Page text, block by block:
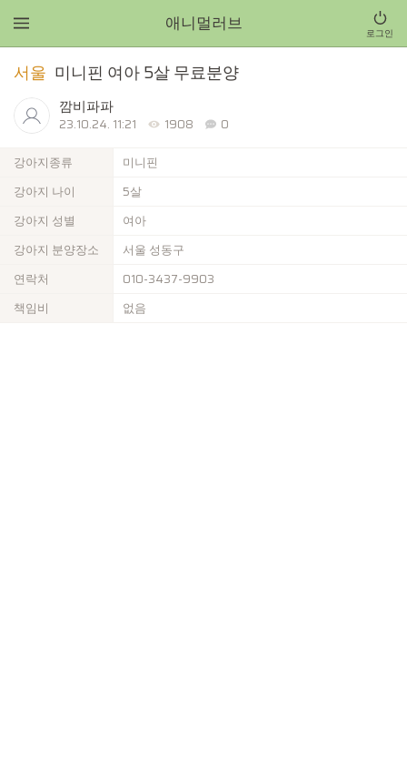
애니멀러브 로그인
서울 미니핀 여아 5살 무료분양
깜비파파
23.10.24. 11:21 1908
0
강아지종류
미니핀
강아지 나이
5살
강아지 성별
여아
강아지 분양장소
서울 성동구
연락처
010-3437-9903
책임비
없음